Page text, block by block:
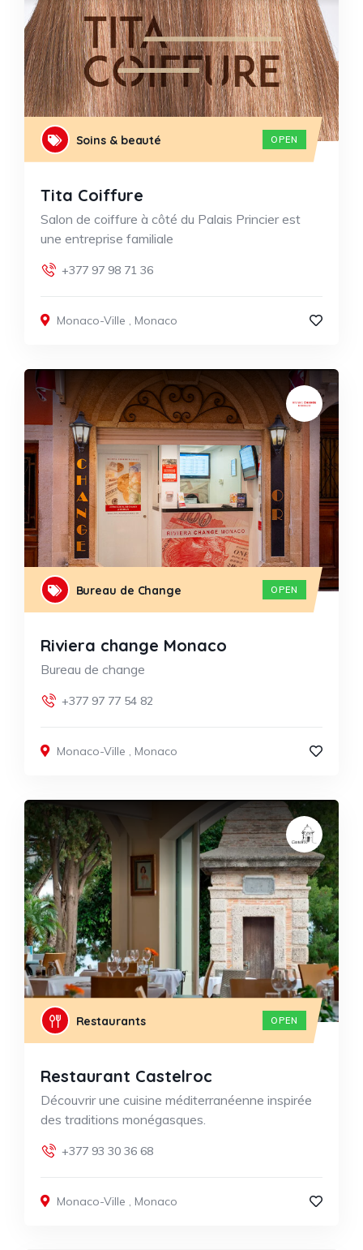
Soins & beauté OPEN
Tita Coiffure
Salon de coiffure à côté du Palais Princier est
une entreprise familiale
+377 97 98 71 36
Monaco-Ville , Monaco
Bureau de Change OPEN
Riviera change Monaco
Bureau de change
+377 97 77 54 82
Monaco-Ville , Monaco
Restaurants OPEN
Restaurant Castelroc
Découvrir une cuisine méditerranéenne inspirée
des traditions monégasques.
+377 93 30 36 68
Monaco-Ville , Monaco